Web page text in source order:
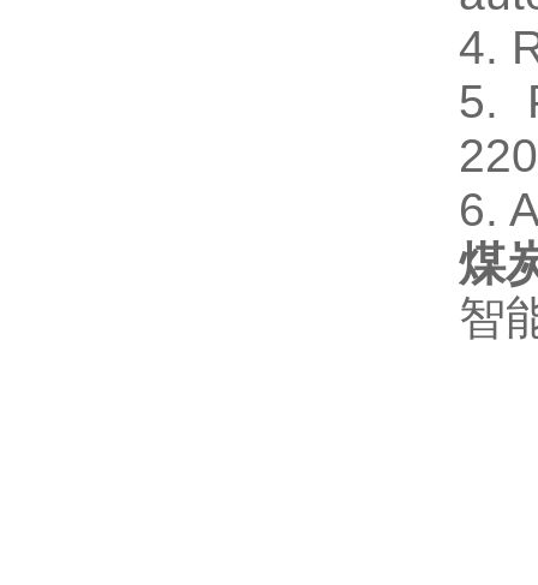
4.
5.
6.
煤
智